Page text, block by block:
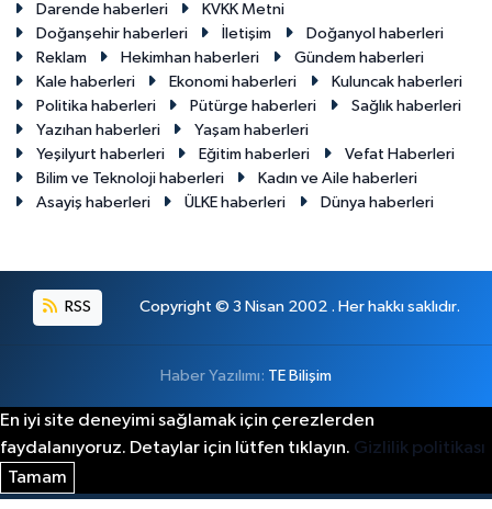
Darende haberleri
KVKK Metni
Doğanşehir haberleri
İletişim
Doğanyol haberleri
Reklam
Hekimhan haberleri
Gündem haberleri
Kale haberleri
Ekonomi haberleri
Kuluncak haberleri
Politika haberleri
Pütürge haberleri
Sağlık haberleri
Yazıhan haberleri
Yaşam haberleri
Yeşilyurt haberleri
Eğitim haberleri
Vefat Haberleri
Bilim ve Teknoloji haberleri
Kadın ve Aile haberleri
Asayiş haberleri
ÜLKE haberleri Dünya haberleri
RSS Copyright © 3 Nisan 2002 . Her hakkı saklıdır.
Haber Yazılımı: TE Bilişim
En iyi site deneyimi sağlamak için çerezlerden
faydalanıyoruz. Detaylar için lütfen tıklayın. Gizlilik politikası
Tamam